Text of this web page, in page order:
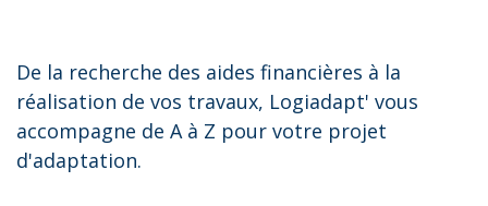
De la recherche des aides financières à la
réalisation de vos travaux, Logiadapt' vous
accompagne de A à Z pour votre projet
d'adaptation.